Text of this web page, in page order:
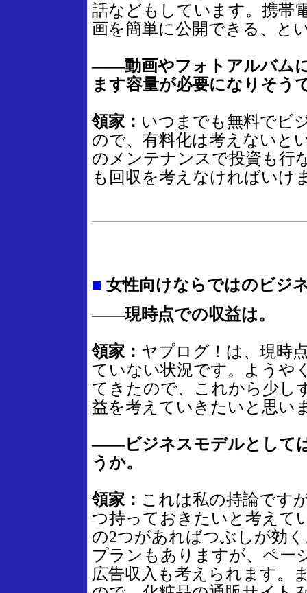
話などもしています。携帯
画を簡単に公開できる、と
――動画やフォトアルバム
ます容量が必要になりそう
領家： いつまでも無料でビ
ので、有料化は考えないと
のメンテナンスで投資も行
も回収を考えなければいけ
■ 女性向けならではのビジ
――現時点での収益は。
領家： ヤプログ！は、現時
ていない状況です。ようや
てきたので、これから少し
益を考えていきたいと思い
――ビジネスモデルとして
うか。
領家： これは私の持論です
つ持っておきたいと考えて
の2つがあればつぶしが効
プランもありますが、ペー
広告収入も考えられます。